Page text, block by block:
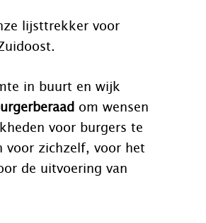
lijsttrekker voor
in buurt en wijk
om wensen
voor burgers te
voor zichzelf, voor het
de uitvoering van